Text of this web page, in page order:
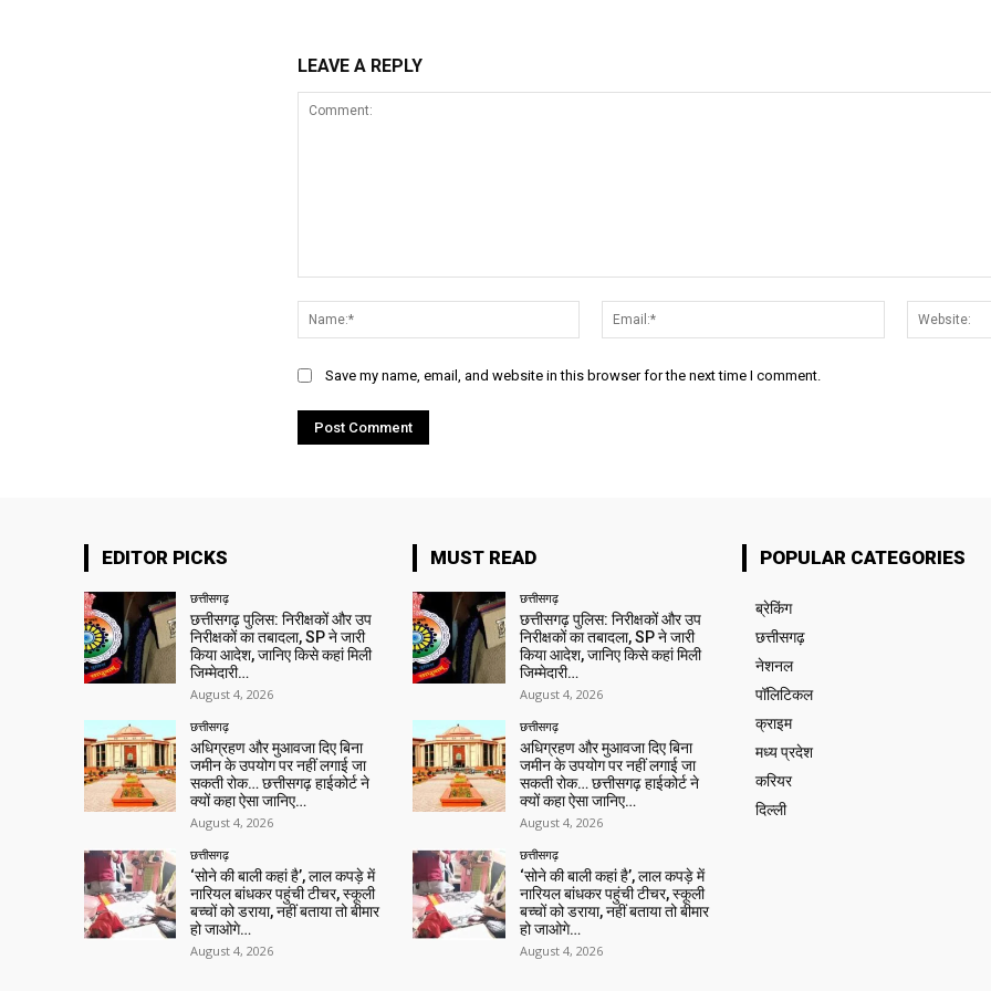
LEAVE A REPLY
Name:*
Email:*
Save my name, email, and website in this browser for the next time I comment.
EDITOR PICKS
छत्तीसगढ़
छत्तीसगढ़ पुलिस: निरीक्षकों और उप
निरीक्षकों का तबादला, SP ने जारी
किया आदेश, जानिए किसे कहां मिली
जिम्मेदारी…
August 4, 2026
छत्तीसगढ़
अधिग्रहण और मुआवजा दिए बिना
जमीन के उपयोग पर नहीं लगाई जा
सकती रोक… छत्तीसगढ़ हाईकोर्ट ने
क्यों कहा ऐसा जानिए…
August 4, 2026
छत्तीसगढ़
‘सोने की बाली कहां है’, लाल कपड़े में
नारियल बांधकर पहुंची टीचर, स्कूली
बच्चों को डराया, नहीं बताया तो बीमार
हो जाओगे…
August 4, 2026
MUST READ
छत्तीसगढ़
छत्तीसगढ़ पुलिस: निरीक्षकों और उप
निरीक्षकों का तबादला, SP ने जारी
किया आदेश, जानिए किसे कहां मिली
जिम्मेदारी…
August 4, 2026
छत्तीसगढ़
अधिग्रहण और मुआवजा दिए बिना
जमीन के उपयोग पर नहीं लगाई जा
सकती रोक… छत्तीसगढ़ हाईकोर्ट ने
क्यों कहा ऐसा जानिए…
August 4, 2026
छत्तीसगढ़
‘सोने की बाली कहां है’, लाल कपड़े में
नारियल बांधकर पहुंची टीचर, स्कूली
बच्चों को डराया, नहीं बताया तो बीमार
हो जाओगे…
August 4, 2026
POPULAR CATEGORIES
ब्रेकिंग
छत्तीसगढ़
नेशनल
पॉलिटिकल
क्राइम
मध्य प्रदेश
करियर
दिल्ली